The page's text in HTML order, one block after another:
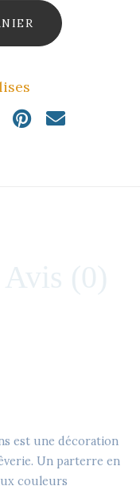
est une décoration
Un parterre en
couleurs